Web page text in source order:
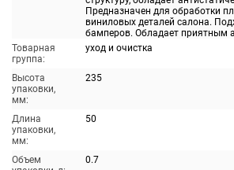
Предназначен для обработки
виниловых деталей салона.
бамперов. Обладает приятным
Товарная
группа:
уход и очистка
Высота
упаковки,
мм:
235
Длина
упаковки,
мм:
50
Объем
0.7